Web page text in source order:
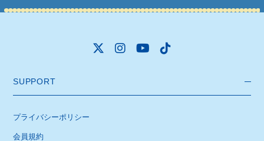
SUPPORT
プライバシーポリシー
会員規約